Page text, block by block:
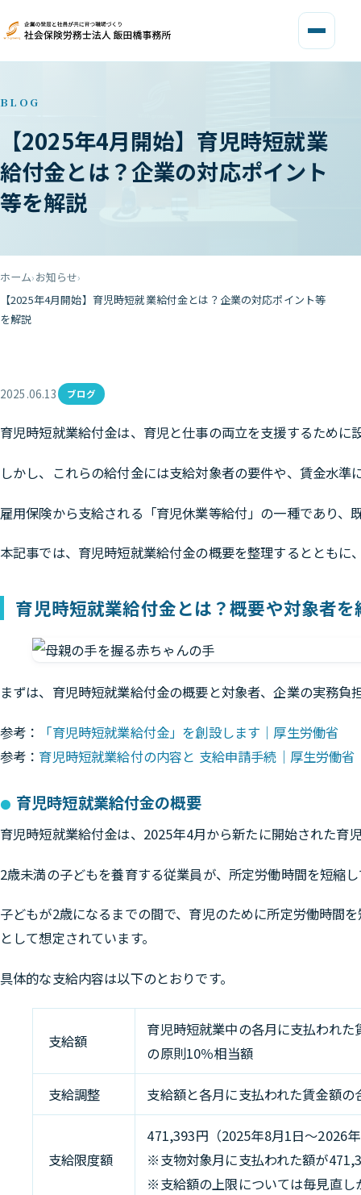
BLOG
【2025年4月開始】育児時短就業
給付金とは？企業の対応ポイント
等を解説
ホーム お知らせ
【2025年4月開始】育児時短就業給付金とは？企業の対応ポイント等
を解説
2025.06.13 ブログ
育児時短就業給付金は、育児と仕事の両立を支援するため
しかし、これらの給付金には支給対象者の要件や、賃金水
雇用保険から支給される「育児休業等給付」の一種であり
本記事では、育児時短就業給付金の概要を整理するととも
育児時短就業給付金とは？概要や対象者を
まずは、育児時短就業給付金の概要と対象者、企業の実務負
参考：
「育児時短就業給付金」を創設します｜厚生労働省
参考： 育児時短就業給付の内容と 支給申請手続｜厚生労働省
育児時短就業給付金の概要
育児時短就業給付金は、 2025年4月から新たに開始された育
2歳未満の子どもを養育する従業員が、所定労働時間を短縮
子どもが2歳になるまでの間で、育児のために所定労働時間
として想定されています。
具体的な支給内容は以下のとおりです。
支給額
育児時短就業中の各月に支払われた
の原則10％相当額
支給調整 支給額と各月に支払われた賃金額
支給限度額
471,393円（2025年8月1日〜2026
※支物対象月に支払われた額が
※支給額の上限については毎見直し